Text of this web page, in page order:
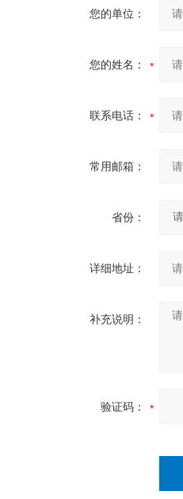
您的单位：
您的姓名：
联系电话：
常用邮箱：
省份：
详细地址：
补充说明：
验证码：